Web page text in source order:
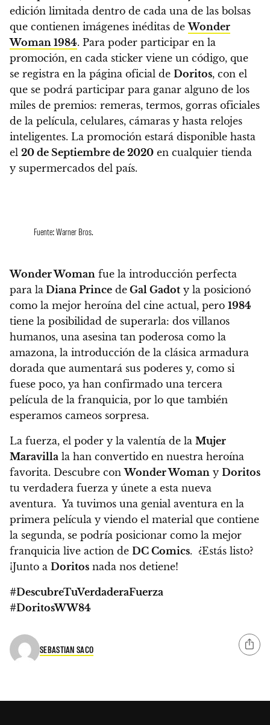
edición limitada dentro de cada una de las bolsas
que contienen imágenes inéditas deWonder
Woman 1984. Para poder participar en la
promoción, en cada sticker viene un código, que
se registra en la página oficial de Doritos, con el
que se podrá participar para ganar alguno de los
miles de premios: remeras, termos, gorras oficiales
de la película, celulares, cámaras y hasta relojes
inteligentes. La promoción estará disponible hasta
el 20 de Septiembre de 2020 en cualquier tienda
y supermercados del país.
Fuente: Warner Bros.
Wonder Woman fue la introducción perfecta
para la Diana Prince de Gal Gadot y la posicionó
como la mejor heroína del cine actual, pero 1984
tiene la posibilidad de superarla: dos villanos
humanos, una asesina tan poderosa como la
amazona, la introducción de la clásica armadura
dorada que aumentará sus poderes y, como si
fuese poco, ya han confirmado una tercera
película de la franquicia, por lo que también
esperamos cameos sorpresa.
La fuerza, el poder y la valentía de la Mujer
Maravilla la han convertido en nuestra heroína
favorita. Descubre conWonder Woman y Doritos
tu verdadera fuerza y únete a esta nueva
aventura. Ya tuvimos una genial aventura en la
primera película y viendo el material que contiene
la segunda, se podría posicionar como la mejor
franquicia live action de DC Comics. ¿Estás listo?
¡Junto a Doritos nada nos detiene!
#DescubreTuVerdaderaFuerza
#DoritosWW84
SEBASTIAN SACO